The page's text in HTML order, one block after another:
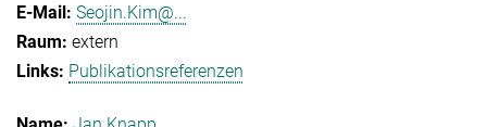
Seojin.Kim@...
extern
Publikationsreferenzen